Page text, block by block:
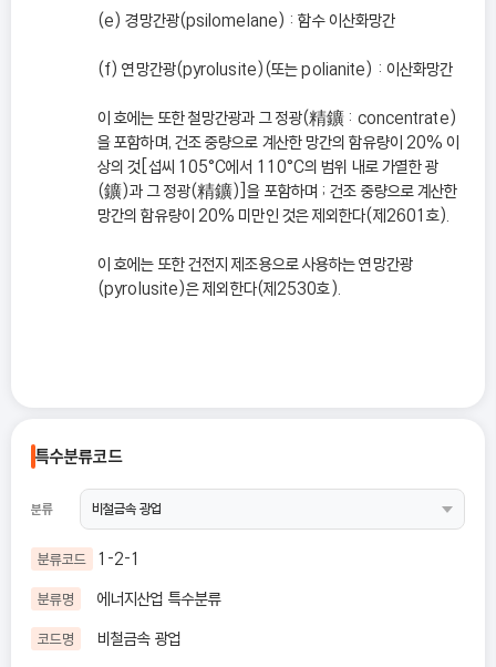
(e) 경망간광(psilomelane) : 함수 이산화망간
(f) 연망간광(pyrolusite)(또는 polianite) : 이산화망간
이 호에는 또한 철망간광과 그 정광(精鑛 : concentrate)
을 포함하며, 건조 중량으로 계산한 망간의 함유량이 20% 이
상의 것[섭씨 105°C에서 110°C의 범위 내로 가열한 광
(鑛)과 그 정광(精鑛)]을 포함하며 ; 건조 중량으로 계산한
망간의 함유량이 20% 미만인 것은 제외한다(제2601호).
이 호에는 또한 건전지 제조용으로 사용하는 연망간광
(pyrolusite)은 제외한다(제2530호).
특수분류코드
분류
분류코드 1-2-1
분류명 에너지산업 특수분류
코드명 비철금속 광업